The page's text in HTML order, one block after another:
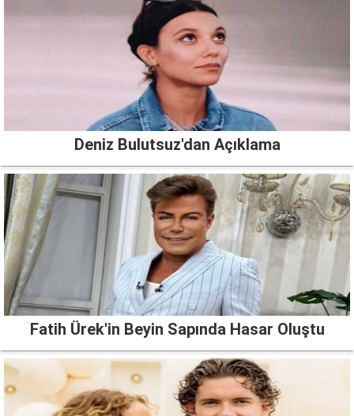
Deniz Bulutsuz'dan Açıklama
Fatih Ürek'in Beyin Sapında Hasar Oluştu